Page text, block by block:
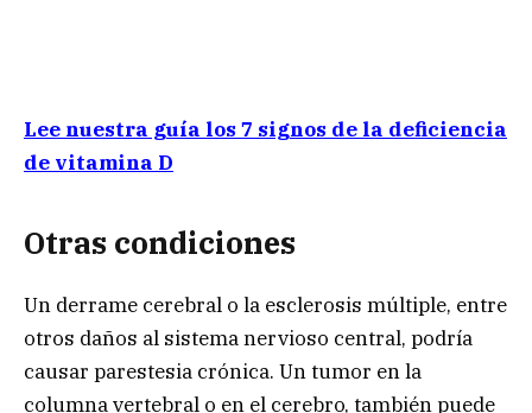
Lee nuestra guía los 7 signos de la deficiencia
de vitamina D
Otras condiciones
Un derrame cerebral o la esclerosis múltiple, entre
otros daños al sistema nervioso central, podría
causar parestesia crónica. Un tumor en la
columna vertebral o en el cerebro, también puede